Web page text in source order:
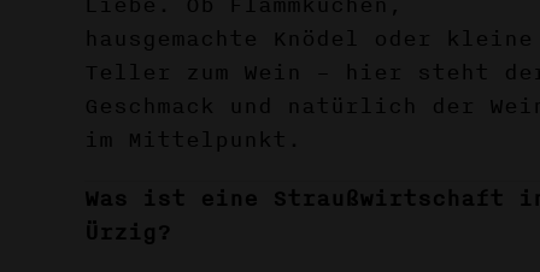
hausgemachte Knödel oder kleine
Teller zum Wein – hier steht
Geschmack und natürlich der
im Mittelpunkt.
Was ist eine Straußwirtschaft
Ürzig?